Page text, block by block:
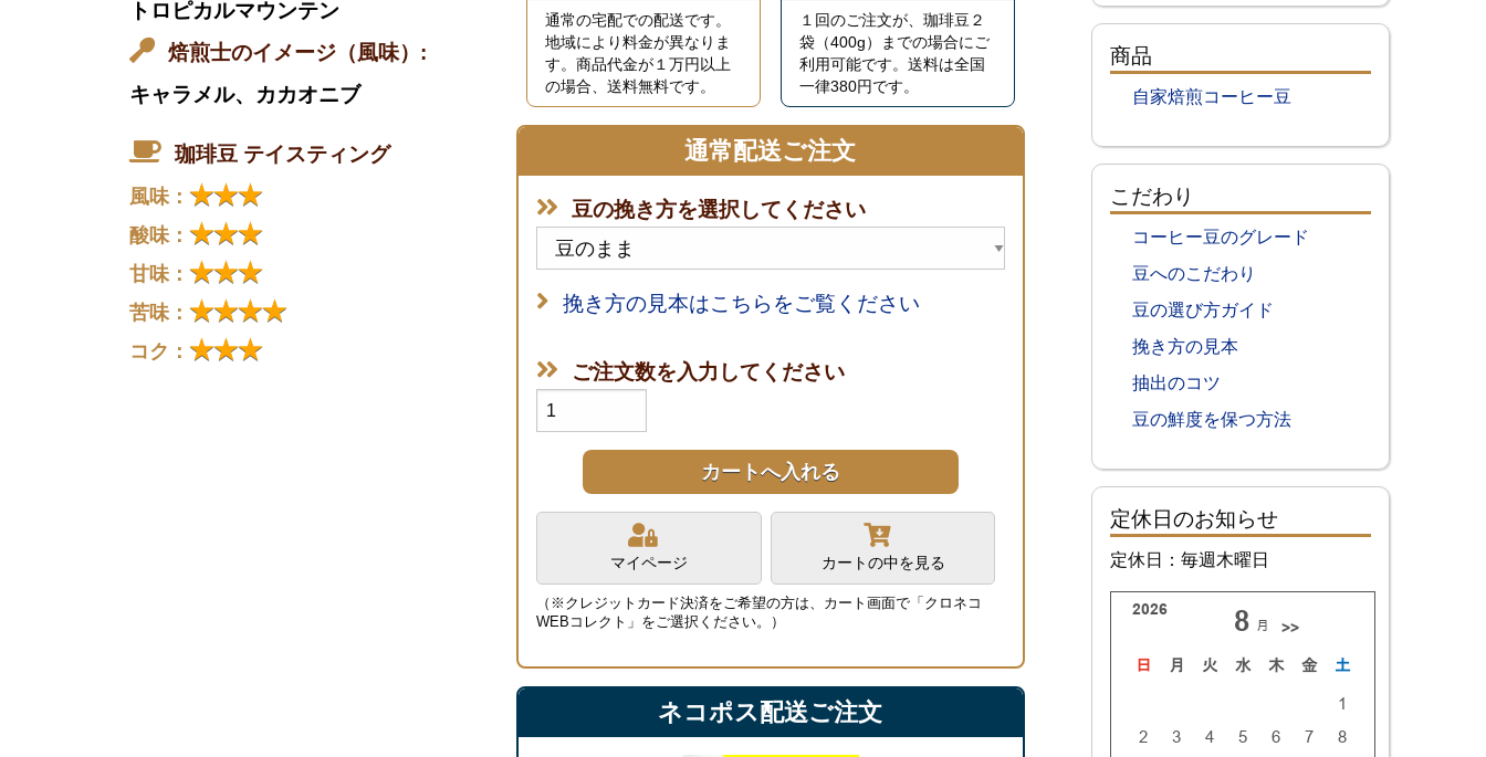
トロピカルマウンテン
焙煎士のイメージ（風味）:
キャラメル、カカオニブ
珈琲豆 テイスティング
風味： ★★★
酸味： ★★★
甘味： ★★★
苦味： ★★★★
コク： ★★★
通常の宅配での配送です。
地域により料金が異なりま
す。商品代金が１万円以上
の場合、送料無料です。
１回のご注文が、珈琲豆２
袋（400g）までの場合にご
利用可能です。送料は全国
一律380円です。
通常配送ご注文
豆の挽き方を選択してください
挽き方の見本はこちらをご覧ください
ご注文数を入力してください
マイページ カートの中を見る
（※クレジットカード決済をご希望の方は、カート画面で「クロネコ
WEBコレクト」をご選択ください。）
ネコポス配送ご注文
商品
自家焙煎コーヒー豆
こだわり
コーヒー豆のグレード
豆へのこだわり
豆の選び方ガイド
挽き方の見本
抽出のコツ
豆の鮮度を保つ方法
定休日のお知らせ
定休日：毎週木曜日